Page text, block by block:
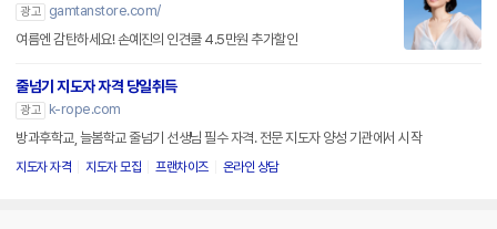
광고
gamtanstore.com/
여름엔 감탄하세요! 손예진의 인견쿨 4.5만원 추가할인
줄넘기 지도자 자격 당일취득
광고
k-rope.com
방과후학교, 늘봄학교 줄넘기 선생님 필수 자격. 전문 지도자 양성 기관에서 시작
지도자 자격 지도자 모집 프랜차이즈 온라인 상담